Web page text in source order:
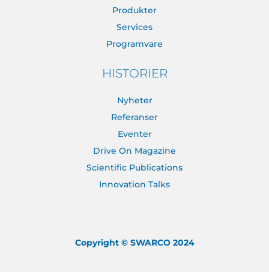
Produkter
Services
Programvare
HISTORIER
Nyheter
Referanser
Eventer
Drive On Magazine
Scientific Publications
Innovation Talks
Copyright © SWARCO 2024